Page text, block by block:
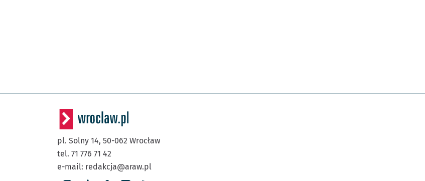
pl. Solny 14, 50-062 Wrocław
tel. 71 776 71 42
e-mail: redakcja@araw.pl